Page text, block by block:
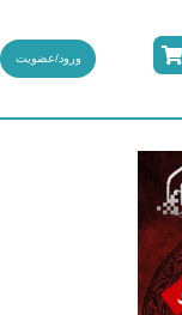
ورود/عضویت